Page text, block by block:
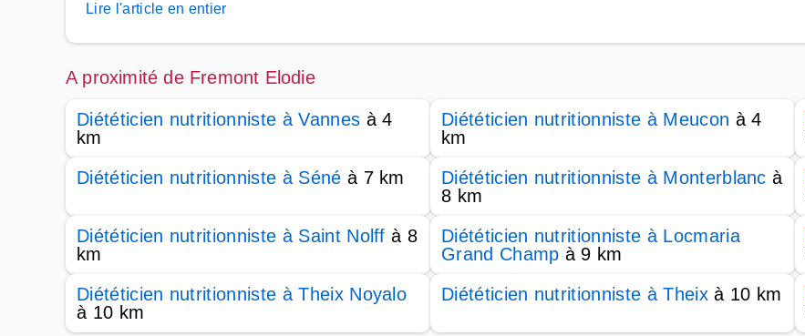
Lire l'article en entier
A proximité de Fremont Elodie
Diététicien nutritionniste à Vannes à 4
km
Diététicien nutritionniste à Meucon à 4
km
Diététicien nutritionniste à Séné à 7 km Diététicien nutritionniste à Monterblanc à
8 km
Diététicien nutritionniste à Saint Nolff à 8
km
Diététicien nutritionniste à Locmaria
Grand Champ à 9 km
Diététicien nutritionniste à Theix Noyalo
à 10 km
Diététicien nutritionniste à Theixà 10 km